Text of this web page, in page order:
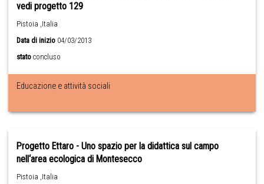
vedi progetto 129
Pistoia ,Italia
Data di inizio 04/03/2013
stato concluso
Educazione e attività sociali
Progetto Ettaro - Uno spazio per la didattica sul campo
nell‘area ecologica di Montesecco
Pistoia ,Italia